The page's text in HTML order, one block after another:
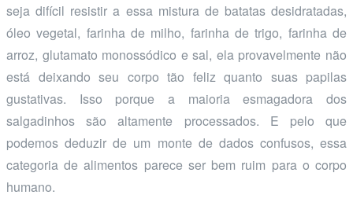
seja difícil resistir a essa mistura de batatas desidratadas,
óleo vegetal, farinha de milho, farinha de trigo, farinha de
arroz, glutamato monossódico e sal, ela provavelmente não
está deixando seu corpo tão feliz quanto suas papilas
gustativas. Isso porque a maioria esmagadora dos
salgadinhos são altamente processados. E pelo que
podemos deduzir de um monte de dados confusos, essa
categoria de alimentos parece ser bem ruim para o corpo
humano.